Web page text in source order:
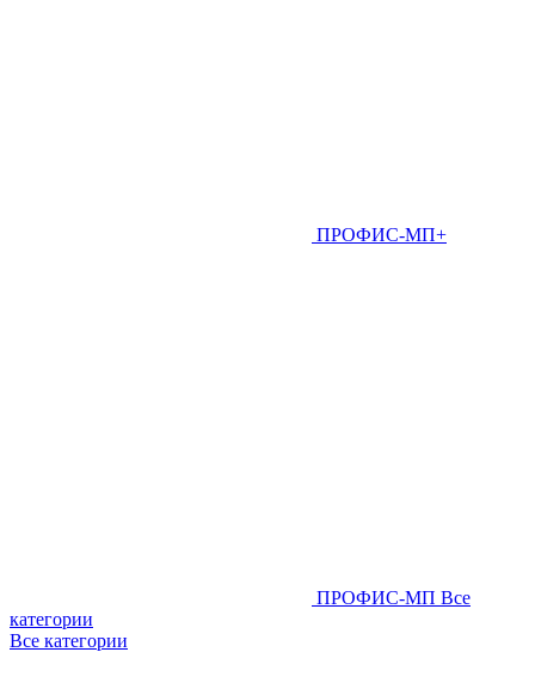
ПРОФИС-МП+
ПРОФИС-МП Все
категории
Все категории